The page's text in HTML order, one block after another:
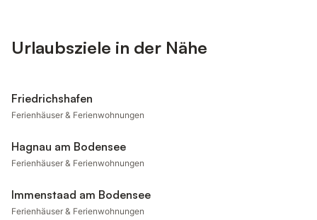
Urlaubsziele in der Nähe
Friedrichshafen
Ferienhäuser & Ferienwohnungen
Hagnau am Bodensee
Ferienhäuser & Ferienwohnungen
Immenstaad am Bodensee
Ferienhäuser & Ferienwohnungen